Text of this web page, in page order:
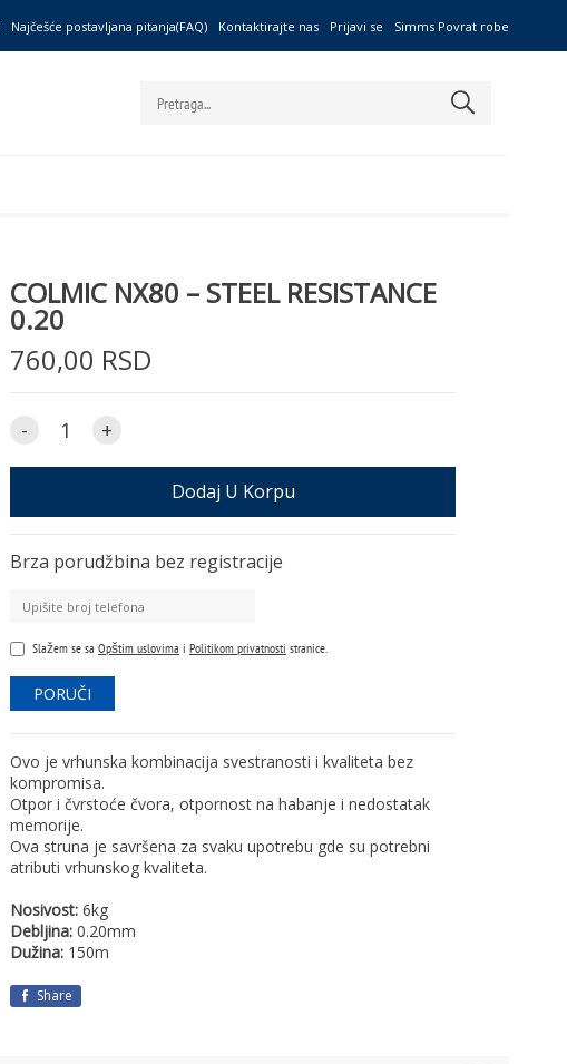
Najčešće postavljana pitanja(FAQ) Kontaktirajte nas Prijavi se Simms Povrat robe
COLMIC NX80 – STEEL RESISTANCE
0.20
760,00 RSD
- +
Dodaj U Korpu
Brza porudžbina bez registracije
Slažem se sa Opštim uslovima i Politikom privatnosti stranice.
Ovo je vrhunska kombinacija svestranosti i kvaliteta bez
kompromisa.
Otpor i čvrstoće čvora, otpornost na habanje i nedostatak
memorije.
Ova struna je savršena za svaku upotrebu gde su potrebni
atributi vrhunskog kvaliteta.
Nosivost: 6kg
Debljina: 0.20mm
Dužina: 150m
Share